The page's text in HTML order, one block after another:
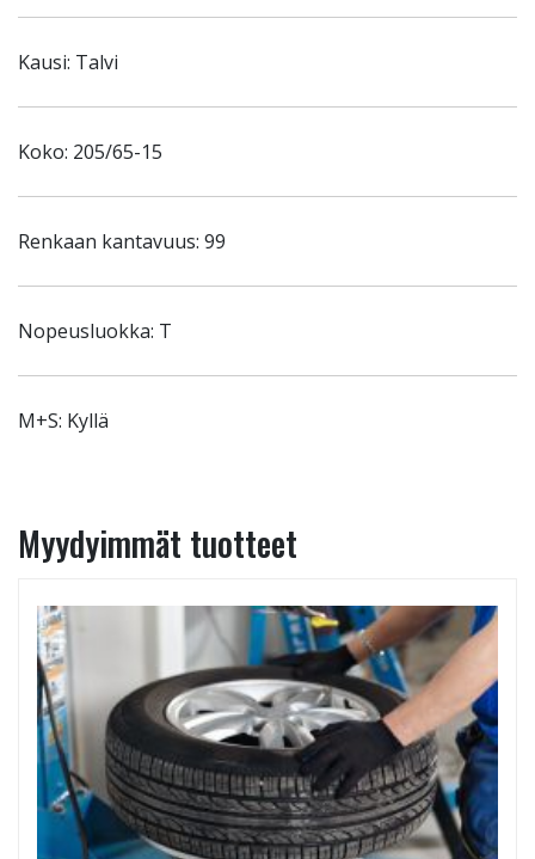
Kausi: Talvi
Koko: 205/65-15
Renkaan kantavuus: 99
Nopeusluokka: T
M+S: Kyllä
Myydyimmät tuotteet